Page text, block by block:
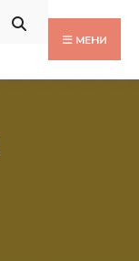
МЕНИ